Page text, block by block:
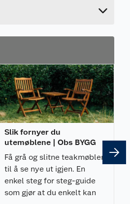
Slik fornyer du
utemøblene | Obs BYGG
Få grå og slitne teakmøbler
til å se nye ut igjen. En
enkel steg for steg-guide
som gjør at du enkelt kan